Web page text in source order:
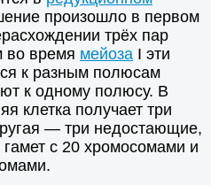
произошло в первом
трёх пар
во время мейоза I эти
к разным полюсам
к одному полюсу. В
клетка получает три
— три недостающие,
с 20 хромосомами и